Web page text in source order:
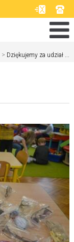
> Dziękujemy za udział ...